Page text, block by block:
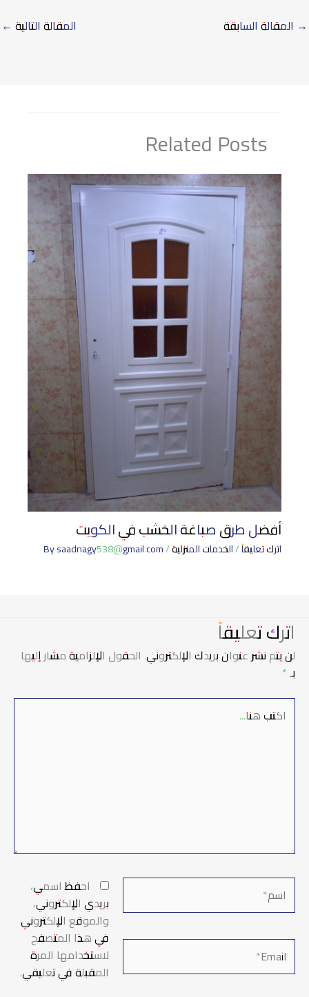
→ المقالة السابقة المقالة التالية ←
Related Posts
أفضل طرق صباغة الخشب في الكويت
اترك تعليقاً/الخدمات المنزلية/ By
saadnagy538@gmail.com
اترك تعليقاً
لن يتم نشر عنوان بريدك الإلكتروني. الحقول الإلزامية مشار إليها
بـ*
اكتب
هنا...
اسم*
Email*
احفظ اسمي،
بريدي الإلكتروني،
والموقع الإلكتروني
في هذا المتصفح
لاستخدامها المرة
المقبلة في تعليقي.